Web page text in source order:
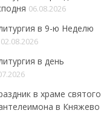
06.08.2026
в 9-ю Неделю
02.08.2026
в день
в храме святого
в Княжево